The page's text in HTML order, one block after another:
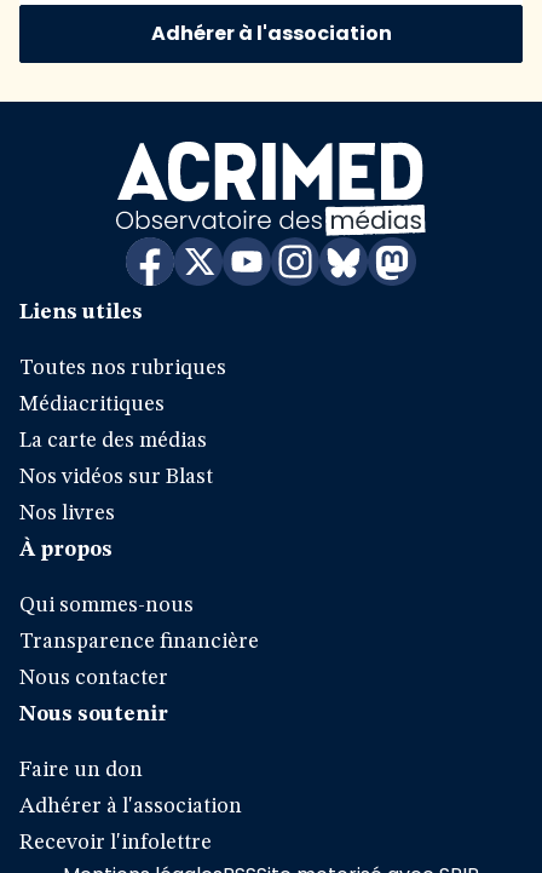
Adhérer à l'association
Liens utiles
Toutes nos rubriques
Médiacritiques
La carte des médias
Nos vidéos sur Blast
Nos livres
À propos
Qui sommes-nous
Transparence financière
Nous contacter
Nous soutenir
Faire un don
Adhérer à l'association
Recevoir l'infolettre